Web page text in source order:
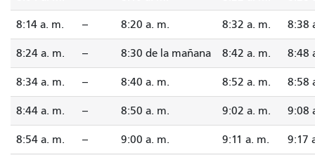
8:14 a. m. -- 8:20 a. m. 8:32 a. m. 8:38
8:24 a. m. -- 8:30 de la mañana 8:42 a. m. 8:48
8:34 a. m. -- 8:40 a. m. 8:52 a. m. 8:58
8:44 a. m. -- 8:50 a. m. 9:02 a. m. 9:08
8:54 a. m. -- 9:00 a. m. 9:11 a. m. 9:17